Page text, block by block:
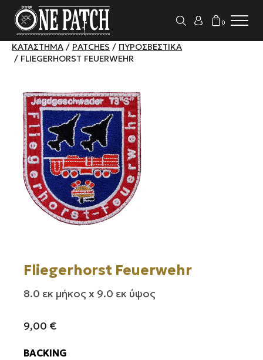
0
ΚΑΤΆΣΤΗΜΑ / PATCHES / ΠΥΡΟΣΒΕΣΤΙΚΆ
/ FLIEGERHORST FEUERWEHR
Fliegerhorst Feuerwehr
8.0 εκ μήκος x 9.0 εκ ύψος
9,00 €
BACKING